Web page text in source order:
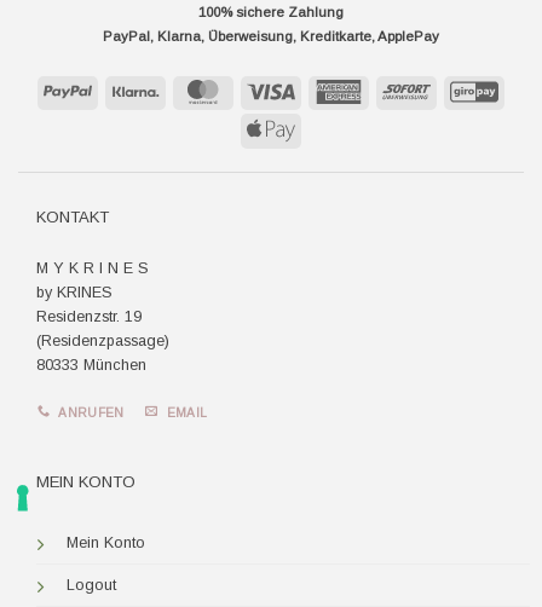
100% sichere Zahlung
PayPal, Klarna, Überweisung, Kreditkarte, ApplePay
PayPal Klarna MasterCard Visa
AmericanSofort
Apple
KONTAKT
M Y K R I N E S
by KRINES
Residenzstr. 19
(Residenzpassage)
80333 München
ANRUFEN EMAIL
MEIN KONTO
Mein Konto
Logout